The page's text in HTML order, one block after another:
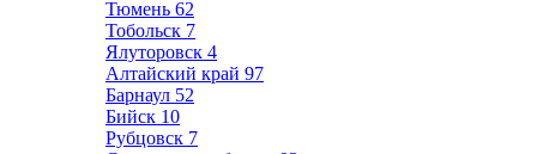
Тюмень 62
Тобольск 7
Ялуторовск 4
Алтайский край 97
Барнаул 52
Бийск 10
Рубцовск 7